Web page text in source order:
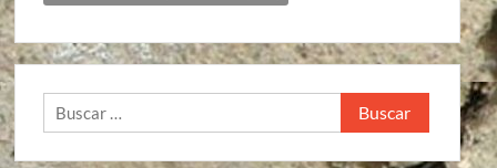
Buscar: